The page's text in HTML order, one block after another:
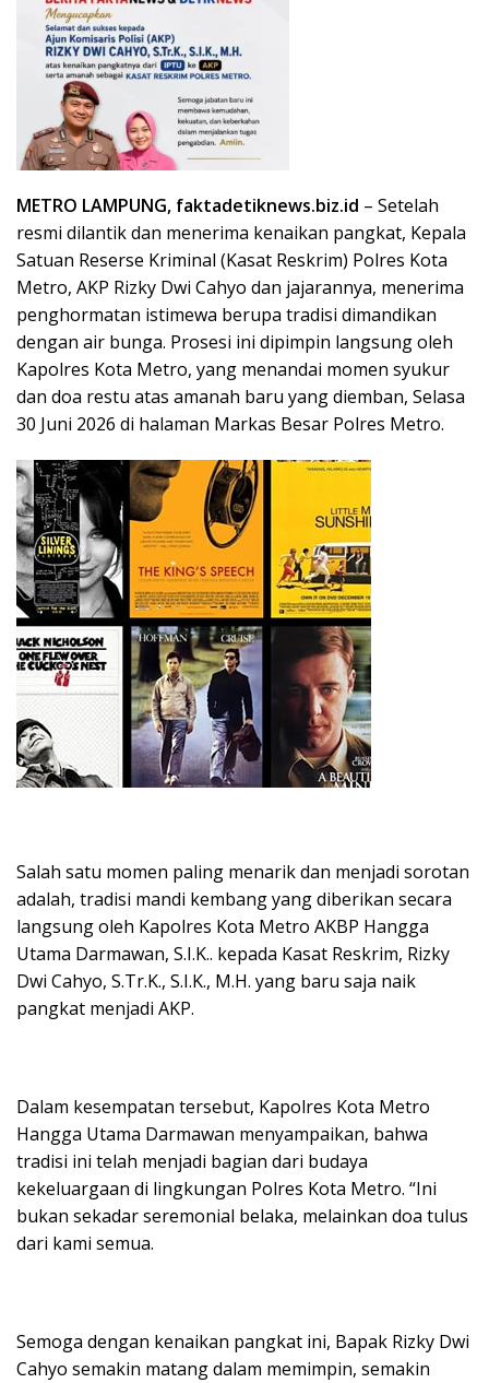
METRO LAMPUNG, faktadetiknews.biz.id – Setelah
resmi dilantik dan menerima kenaikan pangkat, Kepala
Satuan Reserse Kriminal (Kasat Reskrim) Polres Kota
Metro, AKP Rizky Dwi Cahyo dan jajarannya, menerima
penghormatan istimewa berupa tradisi dimandikan
dengan air bunga. Prosesi ini dipimpin langsung oleh
Kapolres Kota Metro, yang menandai momen syukur
dan doa restu atas amanah baru yang diemban, Selasa
30 Juni 2026 di halaman Markas Besar Polres Metro.
Salah satu momen paling menarik dan menjadi sorotan
adalah, tradisi mandi kembang yang diberikan secara
langsung oleh Kapolres Kota Metro AKBP Hangga
Utama Darmawan, S.I.K.. kepada Kasat Reskrim, Rizky
Dwi Cahyo, S.Tr.K., S.I.K., M.H. yang baru saja naik
pangkat menjadi AKP.
Dalam kesempatan tersebut, Kapolres Kota Metro
Hangga Utama Darmawan menyampaikan, bahwa
tradisi ini telah menjadi bagian dari budaya
kekeluargaan di lingkungan Polres Kota Metro. “Ini
bukan sekadar seremonial belaka, melainkan doa tulus
dari kami semua.
Semoga dengan kenaikan pangkat ini, Bapak Rizky Dwi
Cahyo semakin matang dalam memimpin, semakin